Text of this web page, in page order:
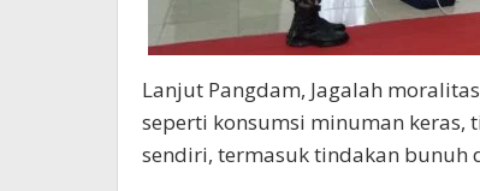
Lanjut Pangdam, Jagalah
seperti konsumsi minuman
sendiri, termasuk tindakan bunuh